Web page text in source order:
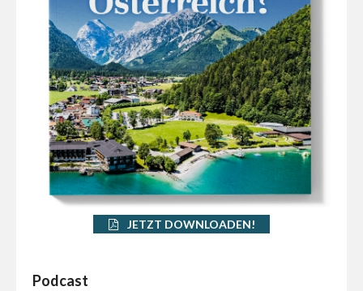
JETZT DOWNLOADEN!
Podcast